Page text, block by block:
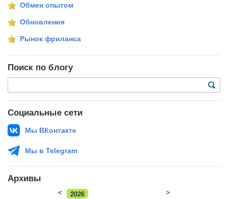
Обмен опытом
Обновления
Рынок фриланса
Поиск по блогу
Социальные сети
Мы ВКонтакте
Мы в Telegram
Архивы
2026
2025
< >